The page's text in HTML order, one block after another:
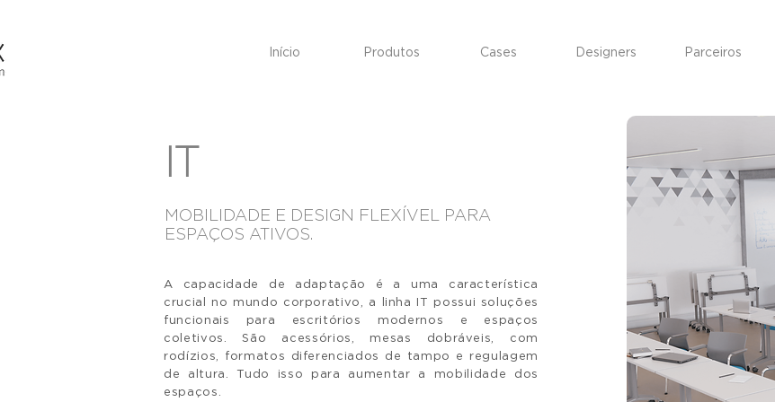
Início Produtos Cases Designers Parceiros
IT
MOBILIDADE E DESIGN FLEXÍVEL PARA
ESPAÇOS ATIVOS.
A capacidade de adaptação é a uma característica
crucial no mundo corporativo, a linha IT possui soluções
funcionais para escritórios modernos e espaços
coletivos. São acessórios, mesas dobráveis, com
rodízios, formatos diferenciados de tampo e regulagem
de altura. Tudo isso para aumentar a mobilidade dos
espaços.